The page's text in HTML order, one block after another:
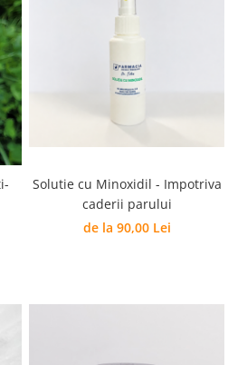
Solutie cu Minoxidil - Impotriva
caderii parului
de la 90,00 Lei